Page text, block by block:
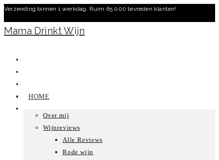
Ga
naar
inhoud
Verzending binnen 1 werkdag. Ruim 65.000 tevreden klanten!
Mama Drinkt Wijn
HOME
Over mij
Wijnreviews
Alle Reviews
Rode wijn